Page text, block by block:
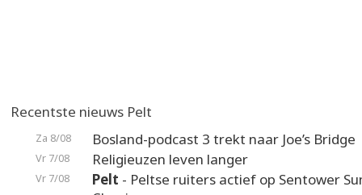
Recentste nieuws Pelt
Za 8/08 Bosland-podcast 3 trekt naar Joe’s Bridge
Vr 7/08 Religieuzen leven langer
Vr 7/08 Pelt - Peltse ruiters actief op Sentower